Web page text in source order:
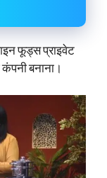
फूड्स प्राइवेट
बनाना।